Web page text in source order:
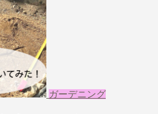
ガーデニング